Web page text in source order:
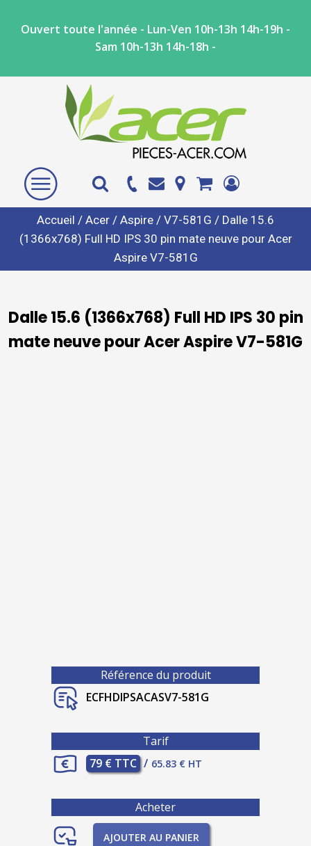
Ouvert toute l'année - Lun-Ven 10h-13h 14h-19h -
Sam 10h-13h 14h-18h -
Accueil / Acer / Aspire / V7-581G / Dalle 15.6
(1366x768) Full HD IPS 30 pin mate neuve pour Acer
Aspire V7-581G
Dalle 15.6 (1366x768) Full HD IPS 30 pin
mate neuve pour Acer Aspire V7-581G
Référence du produit
ECFHDIPSACASV7-581G
Tarif
79 € TTC / 65.83 € HT
Acheter
AJOUTER AU PANIER